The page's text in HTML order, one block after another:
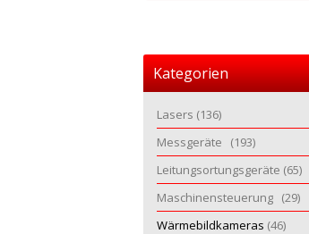
Kategorien
Lasers (136)
Messgeräte (193)
Leitungsortungsgeräte (65)
Maschinensteuerung (29)
Wärmebildkameras (46)